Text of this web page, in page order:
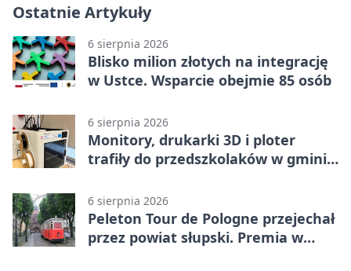
Ostatnie Artykuły
6 sierpnia 2026
Blisko milion złotych na integrację
w Ustce. Wsparcie obejmie 85 osób
6 sierpnia 2026
Monitory, drukarki 3D i ploter
trafiły do przedszkolaków w gminie
6 sierpnia 2026
Peleton Tour de Pologne przejechał
przez powiat słupski. Premia w